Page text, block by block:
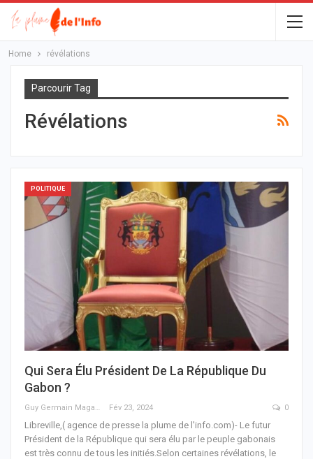
Home révélations
Parcourir Tag
Révélations
POLITIQUE
Qui Sera Élu Président De La République Du
Gabon ?
Guy Germain Maganga Nziengui Fév 23, 2024 0
Libreville,( agence de presse la plume de l'info.com)- Le futur
Président de la République qui sera élu par le peuple gabonais
est très connu de tous les initiés.Selon certaines révélations, le